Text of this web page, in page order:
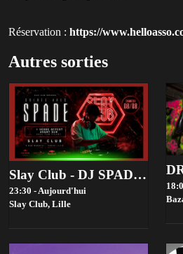
Réservation : https://www.helloasso.com/associations/
Autres sorties
Slay Club - DJ SPADE 08/08
23:30 - Aujourd'hui
Slay Club, Lille